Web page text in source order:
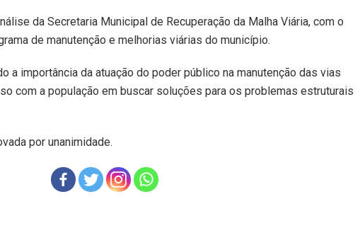
da Secretaria Municipal de Recuperação da Malha Viária, com o
de manutenção e melhorias viárias do município.
a importância da atuação do poder público na manutenção das vias
com a população em buscar soluções para os problemas estruturais
por unanimidade.